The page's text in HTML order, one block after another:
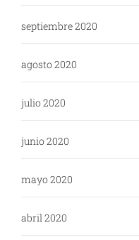
septiembre 2020
agosto 2020
julio 2020
junio 2020
mayo 2020
abril 2020